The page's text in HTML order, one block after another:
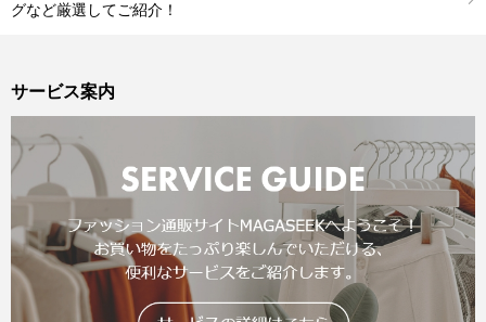
グなど厳選してご紹介！
サービス案内